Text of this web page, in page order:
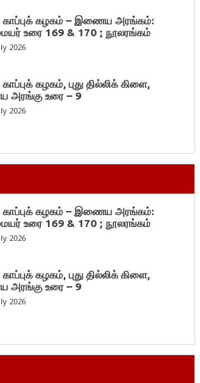
காப்புக் கழகம் – இணைய அரங்கம்:
உரை 169 & 170 ; நூலரங்கம்
2026
கழகம், புது தில்லிக் கிளை,
உரை – 9
2026
காப்புக் கழகம் – இணைய அரங்கம்:
உரை 169 & 170 ; நூலரங்கம்
2026
கழகம், புது தில்லிக் கிளை,
உரை – 9
2026